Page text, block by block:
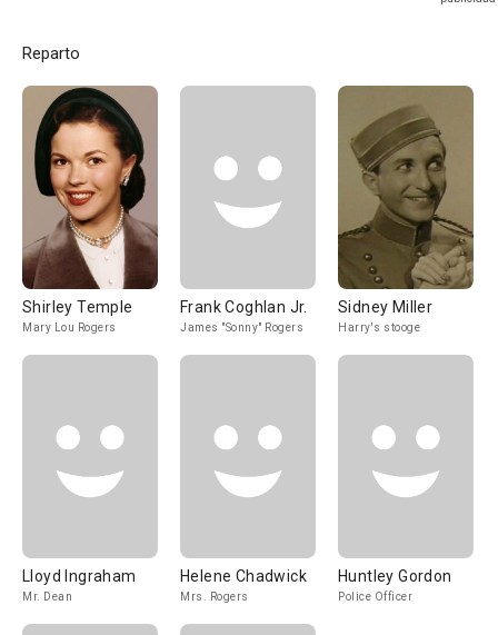
Reparto
Shirley Temple
Mary Lou Rogers
Frank Coghlan Jr.
James "Sonny" Rogers
Sidney Miller
Harry's stooge
Lloyd Ingraham
Mr. Dean
Helene Chadwick
Mrs. Rogers
Huntley Gordon
Police Officer